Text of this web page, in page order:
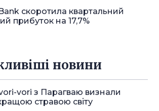
скоротила квартальний
прибуток на 17,7%
новини
vori з Парагваю визнали
стравою світу